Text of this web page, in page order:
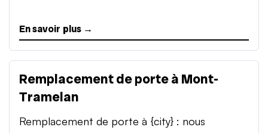
En savoir plus →
Remplacement de porte à Mont-
Tramelan
Remplacement de porte à {city} : nous